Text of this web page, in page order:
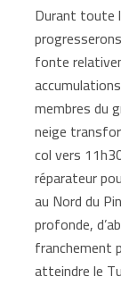
Durant toute
fonte
membres du
neige
col vers
réparateur
au Nord du
profonde,
franchement
atteindre le